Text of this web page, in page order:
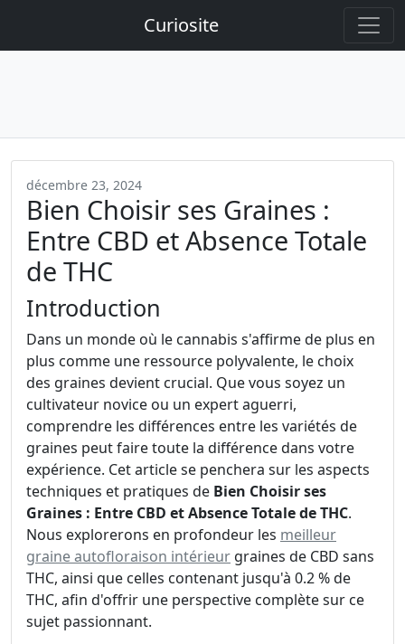
Curiosite
décembre 23, 2024
Bien Choisir ses Graines :
Entre CBD et Absence Totale
de THC
Introduction
Dans un monde où le cannabis s'affirme de plus en
plus comme une ressource polyvalente, le choix
des graines devient crucial. Que vous soyez un
cultivateur novice ou un expert aguerri,
comprendre les différences entre les variétés de
graines peut faire toute la différence dans votre
expérience. Cet article se penchera sur les aspects
techniques et pratiques de Bien Choisir ses
Graines : Entre CBD et Absence Totale de THC.
Nous explorerons en profondeur les meilleur
graine autofloraison intérieur graines de CBD sans
THC, ainsi que celles contenant jusqu'à 0.2 % de
THC, afin d'offrir une perspective complète sur ce
sujet passionnant.